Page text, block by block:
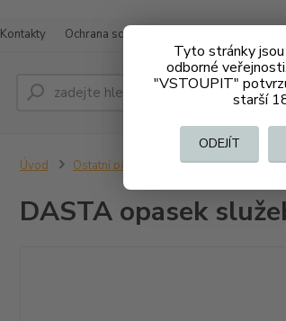
Tyto stránky jsou
odborné
"VSTOUPIT"
starší
ODEJÍT
Kontakty Ochrana soukromí
Úvod Ostatní příslušenství DASTA
DASTA opasek